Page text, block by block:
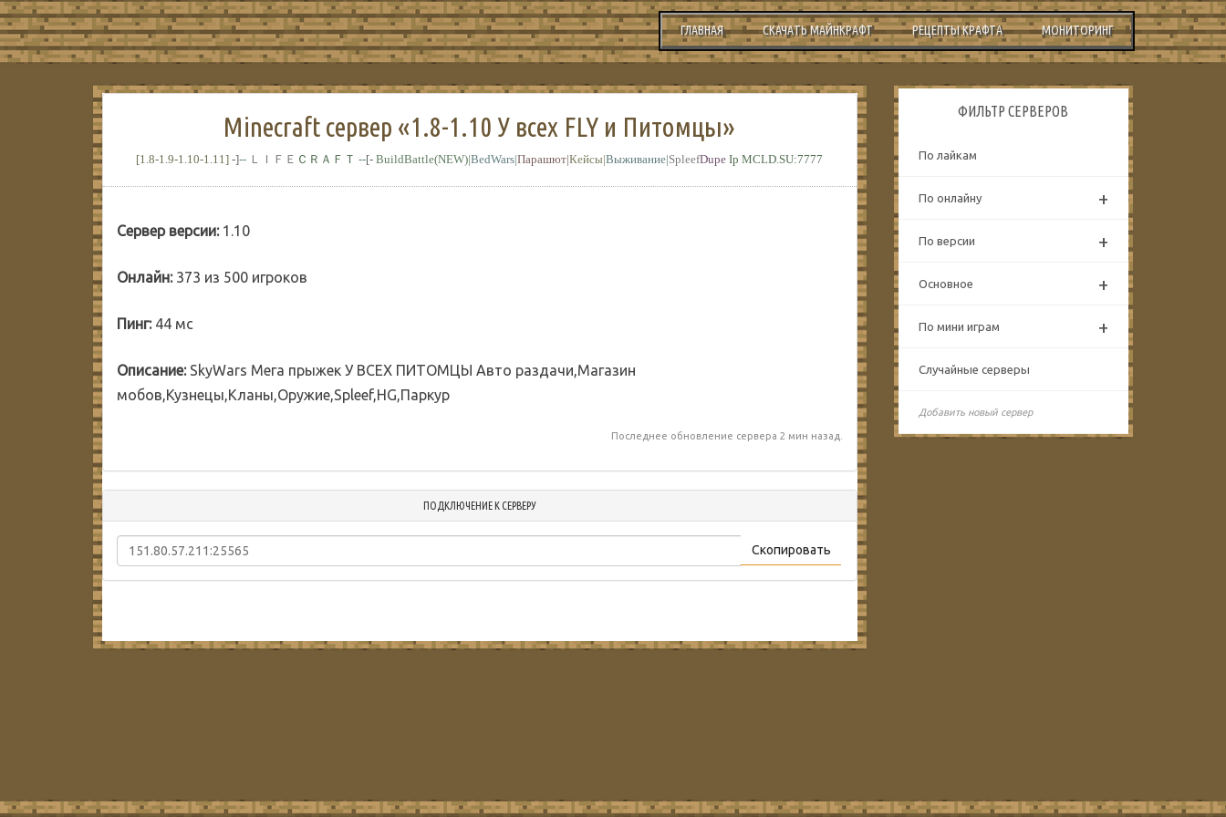
ГЛАВНАЯ СКАЧАТЬ МАЙНКРАФТ РЕЦЕПТЫ КРАФТА МОНИТОРИНГ
Minecraft сервер «1.8-1.10 У всех FLY и Питомцы»
[1.8-1.9-1.10-1.11] -]-- ＬＩＦＥ ＣＲＡＦＴ --[- BuildBattle(NEW)|BedWars|Парашют|Кейсы|Выживание|SpleefDupe Ip MCLD.SU:7777
Сервер версии:1.10
Онлайн:373 из 500 игроков
Пинг:44 мс
Описание:SkyWars Мега прыжек У ВСЕХ ПИТОМЦЫ Авто раздачи,Магазин
мобов,Кузнецы,Кланы,Оружие,Spleef,HG,Паркур
Последнее обновление сервера 2 мин назад.
ПОДКЛЮЧЕНИЕ К СЕРВЕРУ
Скопировать
ФИЛЬТР СЕРВЕРОВ
По лайкам
По онлайну +
По версии +
Основное +
По мини играм +
Случайные серверы
Добавить новый сервер